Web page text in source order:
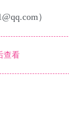
）
查看